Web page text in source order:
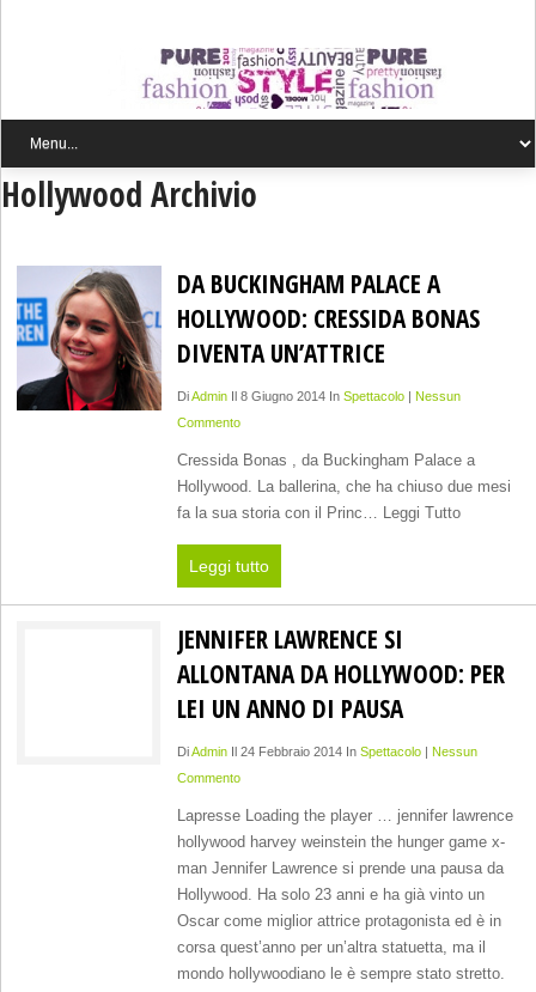
Hollywood Archivio
DA BUCKINGHAM PALACE A
HOLLYWOOD: CRESSIDA BONAS
DIVENTA UN’ATTRICE
DiAdminIl 8 Giugno 2014 In Spettacolo| Nessun
Commento
Cressida Bonas , da Buckingham Palace a
Hollywood. La ballerina, che ha chiuso due mesi
fa la sua storia con il Princ… Leggi Tutto
Leggi tutto
JENNIFER LAWRENCE SI
ALLONTANA DA HOLLYWOOD: PER
LEI UN ANNO DI PAUSA
DiAdminIl 24 Febbraio 2014 In Spettacolo| Nessun
Commento
Lapresse Loading the player … jennifer lawrence
hollywood harvey weinstein the hunger game x-
man Jennifer Lawrence si prende una pausa da
Hollywood. Ha solo 23 anni e ha già vinto un
Oscar come miglior attrice protagonista ed è in
corsa quest’anno per un’altra statuetta, ma il
mondo hollywoodiano le è sempre stato stretto.